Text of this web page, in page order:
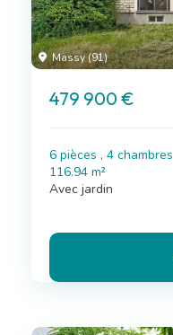
Massy (91)
479 900 €
6 pièces , 4 chambres
116.94 m²
Avec jardin